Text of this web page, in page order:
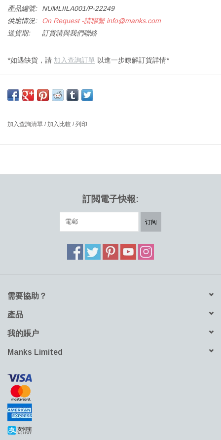
產品編號:
NUMLIILA001/P-22249
供應情況:
On Request -請聯繫info@manks.com
送貨期:
訂貨請與我們聯絡
*如遇缺貨，請 加入查詢訂單 以進一步瞭解訂貨詳情*
口吹光學透明玻璃罩，北歐金屬基底
設計師：SOFIE REFER 丹麥
加入查詢清單 / 加入比較 /列印
訂閲電子快報:
订阅
需要協助？
產品
我的賬户
Manks Limited